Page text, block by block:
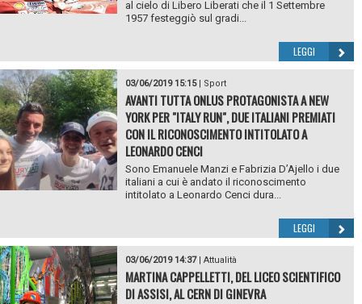
al cielo di Libero Liberati che il 1 Settembre
1957 festeggiò sul gradi...
LEGGI
03/06/2019 15:15| Sport
AVANTI TUTTA ONLUS PROTAGONISTA A NEW
YORK PER "ITALY RUN", DUE ITALIANI PREMIATI
CON IL RICONOSCIMENTO INTITOLATO A
LEONARDO CENCI
Sono Emanuele Manzi e Fabrizia D’Ajello i due
italiani a cui è andato il riconoscimento
intitolato a Leonardo Cenci dura...
LEGGI
03/06/2019 14:37| Attualità
MARTINA CAPPELLETTI, DEL LICEO SCIENTIFICO
DI ASSISI, AL CERN DI GINEVRA